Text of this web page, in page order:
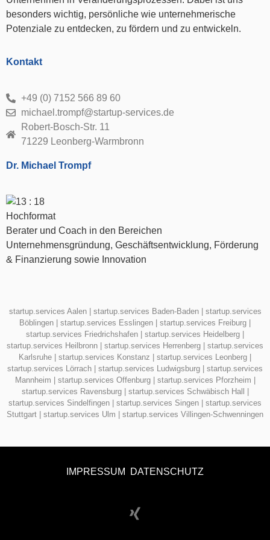
besonders wichtig, persönliche wie unternehmerische
Potenziale zu entdecken, zu fördern und zu entwickeln.
Kontakt
+49 (0) 7152 566 89 60
michael.trompf@startup-services.de
Robert-Bosch-Str. 11
71229 Leonberg-Warmbronn
Dr. Michael Trompf
Berater und Coach in den Bereichen
Unternehmensgründung, Geschäftsentwicklung, Förderung
& Finanzierung sowie Innovation
startup.services Aalen| startup.services Baden-Baden| startup.services
Böblingen
startup.services Esslingen startup.services Freiburg
startup.services Friedrichshafen
startup.services Heidelberg
startup.services Heilbronn
startup.services Herrenberg
startup.services
Karlsruhe
startup.services Konstanz startup.services Leonberg
startup.services Lörrach
startup.services Ludwigsburg
startup.services
Mannheim
startup.services Offenburg| startup.services Pforzheim
startup.services Ravensburg| startup.services Schwäbisch Hall
startup.services Sindelfingen
startup.services Singen
startup.services
Stuttgart
startup.services Ulm startup.services Villingen-Schwenningen
IMPRESSUM DATENSCHUTZ